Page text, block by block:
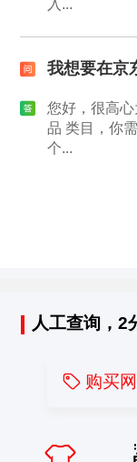
入...
我想要在京
您好，很高
品 类目，你
个...
人工查询，2
购买